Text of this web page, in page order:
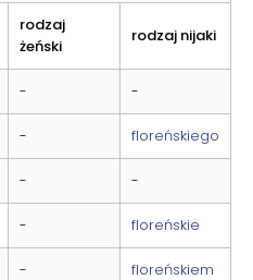
rodzaj
żeński
rodzaj nijaki
- -
- floreńskiego
- -
- floreńskie
- floreńskiem